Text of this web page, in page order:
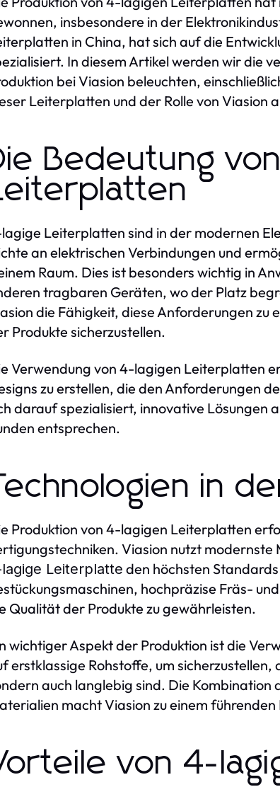
insbesondere in der
in China, hat sich auf die
In diesem Artikel werden wir die
bei Viasion beleuchten,
Leiterplatten und der Rolle von Viasion
Bedeutung
Leiterplatten sind in der modernen
an elektrischen Verbindungen und
Raum. Dies ist besonders wichtig in
tragbaren Geräten, wo der Platz
die Fähigkeit, diese Anforderungen
Produkte sicherzustellen.
Verwendung von 4-lagigen Leiterplatten
zu erstellen, die den Anforderungen
darauf spezialisiert, innovative Lösungen
entsprechen.
in
Produktion von 4-lagigen Leiterplatten
Viasion nutzt modernste
Leiterplatte den höchsten
hochpräzise Fräs-
Qualität der Produkte zu gewährleisten.
wichtiger Aspekt der Produktion ist die
erstklassige Rohstoffe, um
auch langlebig sind. Die
macht Viasion zu einem
von 4-